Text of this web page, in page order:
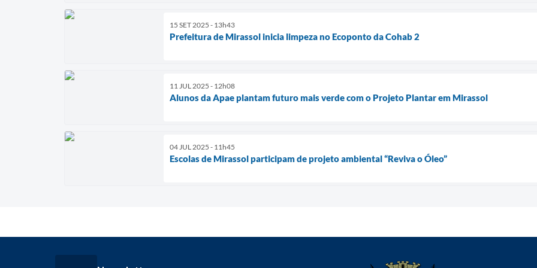
15 SET 2025 - 13h43
Prefeitura de Mirassol inicia limpeza no Ecoponto da Cohab 2
11 JUL 2025 - 12h08
Alunos da Apae plantam futuro mais verde com o Projeto Plantar em Mirassol
04 JUL 2025 - 11h45
Escolas de Mirassol participam de projeto ambiental “Reviva o Óleo”